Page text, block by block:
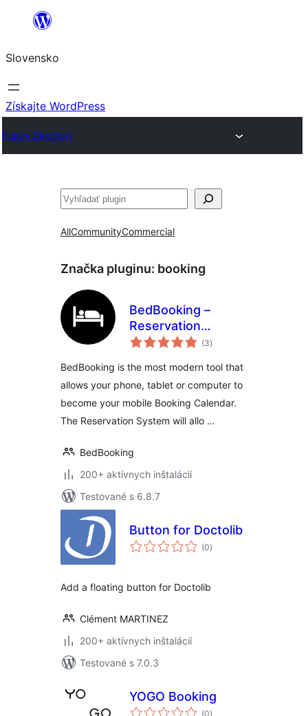
Prejsť
obsah
Slovensko
Získajte WordPress
Plugin Directory
Hľadať
AllCommunityCommercial
Značka pluginu: booking
BedBooking –
Reservation
System and (3celkové
hodnotenie
)
BedBooking is the most modern tool that
allows your phone, tablet or computer to
become your mobile Booking Calendar.
The Reservation System will allo …
BedBooking
200+ aktívnych inštalácií
Testované s 6.8.7
Button for Doctolib
(0celkové
hodnotenie
)
Add a floating button for Doctolib
Clément MARTINEZ
200+ aktívnych inštalácií
Testované s 7.0.3
YOGO Booking
(0celkové
)